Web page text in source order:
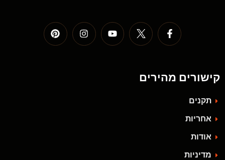
קישורים מהירים
תקנים
אחריות
אודות
מדיניות